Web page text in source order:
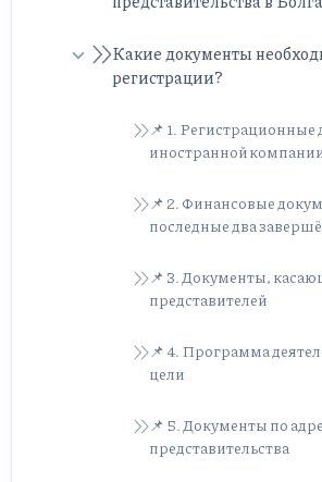
Какие документы
регистрации?
📌 1.
иностранной
📌 2. Финансовые
последные два
📌 3. Документы,
представителей
📌 4. Программа
цели
📌 5. Документы по
представительства